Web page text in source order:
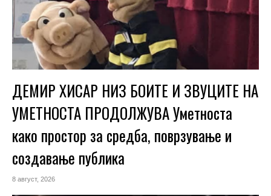
ДЕМИР ХИСАР НИЗ БОИТЕ И ЗВУЦИТЕ НА
УМЕТНОСТА ПРОДОЛЖУВА Уметноста
како простор за средба, поврзување и
создавање публика
8 август, 2026